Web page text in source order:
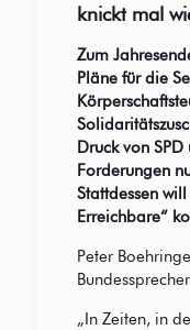
knickt mal
Zum
Pläne für die
Druck von
Forderungen
Stattdessen
Erreichbare“
Peter
„In Zeiten, in